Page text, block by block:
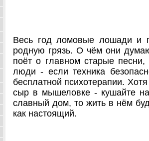
Весь год ломовые лошади и
родную грязь. О чём они
поёт о главном старые
люди - если техника
бесплатной психотерапии.
сыр в мышеловке - кушайте
славный дом, то жить в нём
как настоящий.